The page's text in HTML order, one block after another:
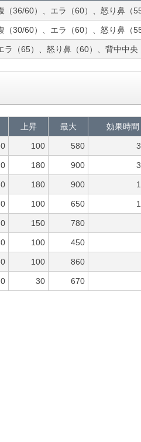
（36/60）、エラ（60）、怒り鼻（
（30/60）、エラ（60）、怒り鼻（
ラ（65）、怒り鼻（60）、背中中
上昇 最大 効果時間
100 580
180 900
180 900
100 650
150 780
100 450
100 860
30 670